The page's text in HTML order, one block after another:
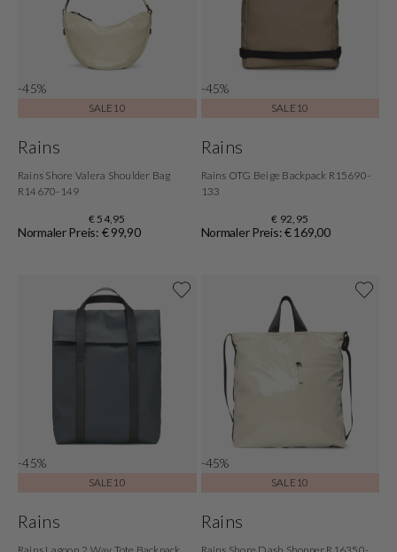
-45%
SALE10
Rains
Rains Shore Valera Shoulder Bag
R14670-149
€ 54,95
Normaler Preis: € 99,90
-45%
SALE10
Rains
Rains OTG Beige Backpack R15690-
133
€ 92,95
Normaler Preis: € 169,00
-45%
SALE10
Rains
-45%
SALE10
Rains